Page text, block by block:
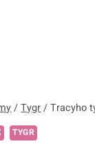
/ Tygr / Tracyho
TYGR